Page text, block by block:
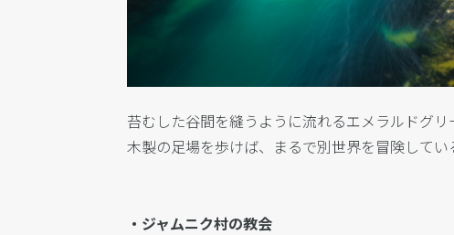
苔むした谷間を縫うように流れるエメラルドグリ
木製の足場を歩けば、まるで別世界を冒険してい
・ジャムニク村の教会